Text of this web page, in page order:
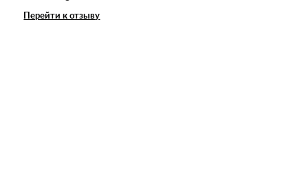
Перейти к отзыву